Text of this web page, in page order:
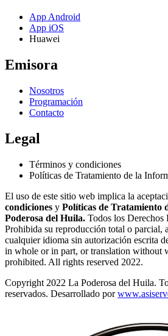
App Android
App iOS
Huawei
Emisora
Nosotros
Programación
Contacto
Legal
Términos y condiciones
Políticas de Tratamiento de la
El uso de este sitio web implica la
condiciones y Políticas de Tratamiento
Poderosa del Huila. Todos los Derechos
Prohibida su reproducción total o parcial,
cualquier idioma sin autorización escrita
in whole or in part, or translation without
prohibited. All rights reserved 2022.
Copyright 2022 La Poderosa del Huila.
reservados. Desarrollado por